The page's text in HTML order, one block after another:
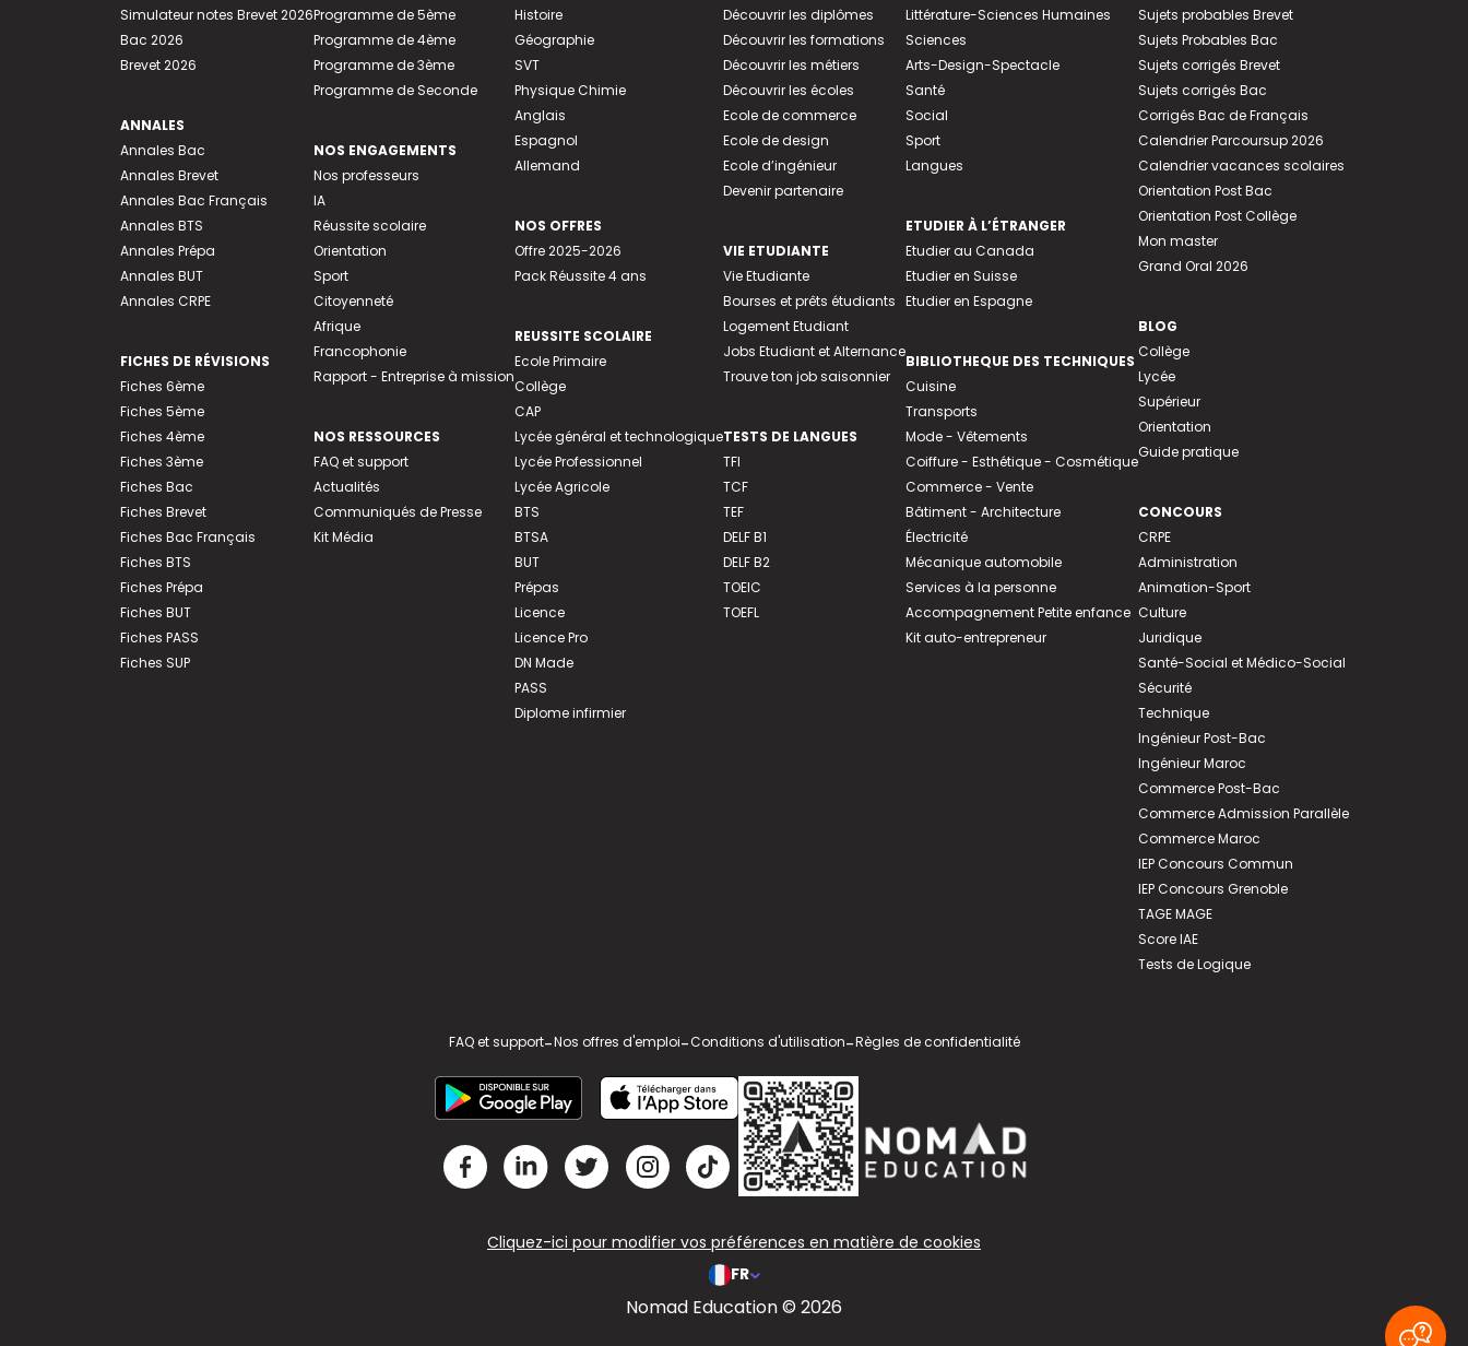
Simulateur notes Brevet 2026
Bac 2026
Brevet 2026
ANNALES
Annales Bac
Annales Brevet
Annales Bac Français
Annales BTS
Annales Prépa
Annales BUT
Annales CRPE
FICHES DE RÉVISIONS
Fiches 6ème
Fiches 5ème
Fiches 4ème
Fiches 3ème
Fiches Bac
Fiches Brevet
Fiches Bac Français
Fiches BTS
Fiches Prépa
Fiches BUT
Fiches PASS
Fiches SUP
Programme de 5ème
Programme de 4ème
Programme de 3ème
Programme de Seconde
NOS ENGAGEMENTS
Nos professeurs
IA
Réussite scolaire
Orientation
Sport
Citoyenneté
Afrique
Francophonie
Rapport - Entreprise à mission
NOS RESSOURCES
FAQ et support
Actualités
Communiqués de Presse
Kit Média
Histoire
Géographie
SVT
Physique Chimie
Anglais
Espagnol
Allemand
NOS OFFRES
Offre 2025-2026
Pack Réussite 4 ans
REUSSITE SCOLAIRE
Ecole Primaire
Collège
CAP
Lycée général et technologique
Lycée Professionnel
Lycée Agricole
BTS
BTSA
BUT
Prépas
Licence
Licence Pro
DN Made
PASS
Diplome infirmier
Découvrir les diplômes
Découvrir les formations
Découvrir les métiers
Découvrir les écoles
Ecole de commerce
Ecole de design
Ecole d’ingénieur
Devenir partenaire
VIE ETUDIANTE
Vie Etudiante
Bourses et prêts étudiants
Logement Etudiant
Jobs Etudiant et Alternance
Trouve ton job saisonnier
TESTS DE LANGUES
TFI
TCF
TEF
DELF B1
DELF B2
TOEIC
TOEFL
Littérature-Sciences Humaines
Sciences
Arts-Design-Spectacle
Santé
Social
Sport
Langues
ETUDIER À L’ÉTRANGER
Etudier au Canada
Etudier en Suisse
Etudier en Espagne
BIBLIOTHEQUE DES TECHNIQUES
Cuisine
Transports
Mode - Vêtements
Coiffure - Esthétique - Cosmétique
Commerce - Vente
Bâtiment - Architecture
Électricité
Mécanique automobile
Services à la personne
Accompagnement Petite enfance
Kit auto-entrepreneur
Sujets probables Brevet
Sujets Probables Bac
Sujets corrigés Brevet
Sujets corrigés Bac
Corrigés Bac de Français
Calendrier Parcoursup 2026
Calendrier vacances scolaires
Orientation Post Bac
Orientation Post Collège
Mon master
Grand Oral 2026
BLOG
Collège
Lycée
Supérieur
Orientation
Guide pratique
CONCOURS
CRPE
Administration
Animation-Sport
Culture
Juridique
Santé-Social et Médico-Social
Sécurité
Technique
Ingénieur Post-Bac
Ingénieur Maroc
Commerce Post-Bac
Commerce Admission Parallèle
Commerce Maroc
IEP Concours Commun
IEP Concours Grenoble
TAGE MAGE
Score IAE
Tests de Logique
FAQ et support-Nos offres d'emploi-Conditions d'utilisation-Règles de confidentialité
Cliquez-ici pour modifier vos préférences en matière de cookies
FR
Nomad Education © 2026